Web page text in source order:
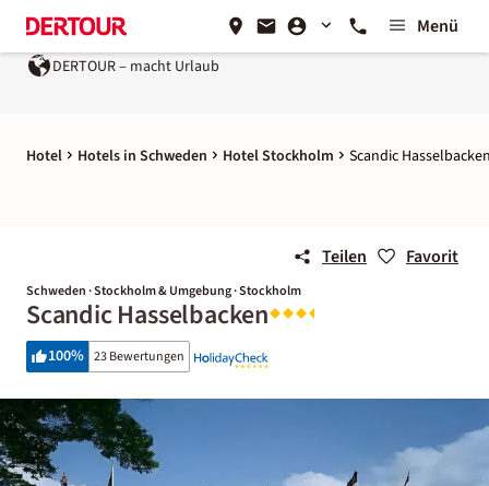
Menü
DERTOUR – macht Urlaub
Hotel Hotels in Schweden Hotel Stockholm Scandic
Teilen Favorit
Schweden · Stockholm & Umgebung · Stockholm
Scandic Hasselbacken
100% 23 Bewertungen